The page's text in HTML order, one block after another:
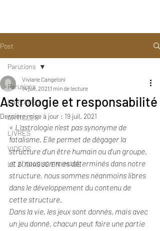
Post
Parutions
PARTAGES
ARTICLES
LIVRES
VIDEOS
LE ZODIAQUE EN IMAGE
Parutions
Astrologie et responsabilité
Viviane Cangeloni
14 juil. 2021 1 min de lecture
Dernière mise à jour : 19 juil. 2021
« L'astrologie n'est pas synonyme de
fatalisme. Elle permet de dégager la
structure d'un être humain ou d'un groupe,
et si nous sommes déterminés dans notre
structure, nous sommes néanmoins libres
dans le développement du contenu de
cette structure.
Dans la vie, les jeux sont donnés, mais avec
un jeu donné, chacun peut faire une partie